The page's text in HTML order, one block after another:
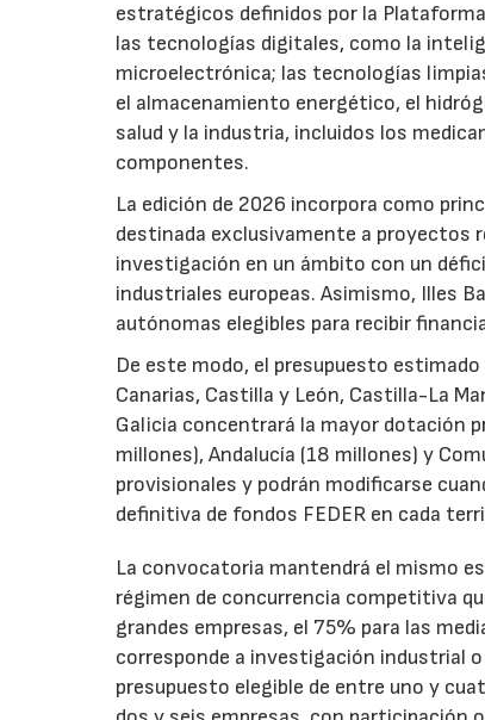
estratégicos definidos por la
las tecnologías digitales, como la
microelectrónica; las tecnologías
el almacenamiento energético, el
salud y la industria, incluidos los
componentes.
La edición de 2026 incorpora como
destinada exclusivamente a proyectos
investigación en un ámbito con un
industriales europeas. Asimismo, Illes
autónomas elegibles para recibir
De este modo, el presupuesto
Canarias, Castilla y León, Castilla-La
Galicia concentrará la mayor dotación
millones), Andalucía (18 millones) y
provisionales y podrán modificarse
definitiva de fondos FEDER en cada
La convocatoria mantendrá el mismo
régimen de concurrencia competitiva
grandes empresas, el 75% para las
corresponde a investigación industrial
presupuesto elegible de entre uno y